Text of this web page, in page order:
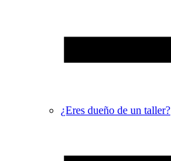
¿Eres dueño de un taller?